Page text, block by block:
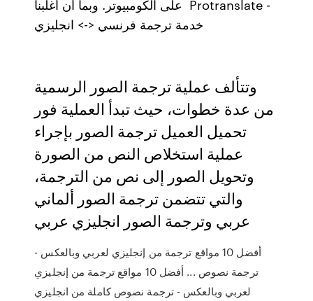
على الكومبيوتر. وبما أن أغلبنا Protranslate -
خدمة ترجمة فرنسي <-> انجليزي
وتتألف عملية ترجمة الصور الرسمية
من عدة خطوات، حيث تبدأ العملية فور
تحميل العميل ترجمة الصور بإجراء
عملية استخلاص النص من الصورة
وتحويل الصور إلى نص من الترجمة،
والتي تتضمن ترجمة الصور ألماني
أفضل 10 مواقع ترجمة من إنجليزي لعربي وبالعكس -
ترجمة نصوص ... أفضل 10 مواقع ترجمة من إنجليزي
لعربي وبالعكس - ترجمة نصوص كاملة من انجليزي